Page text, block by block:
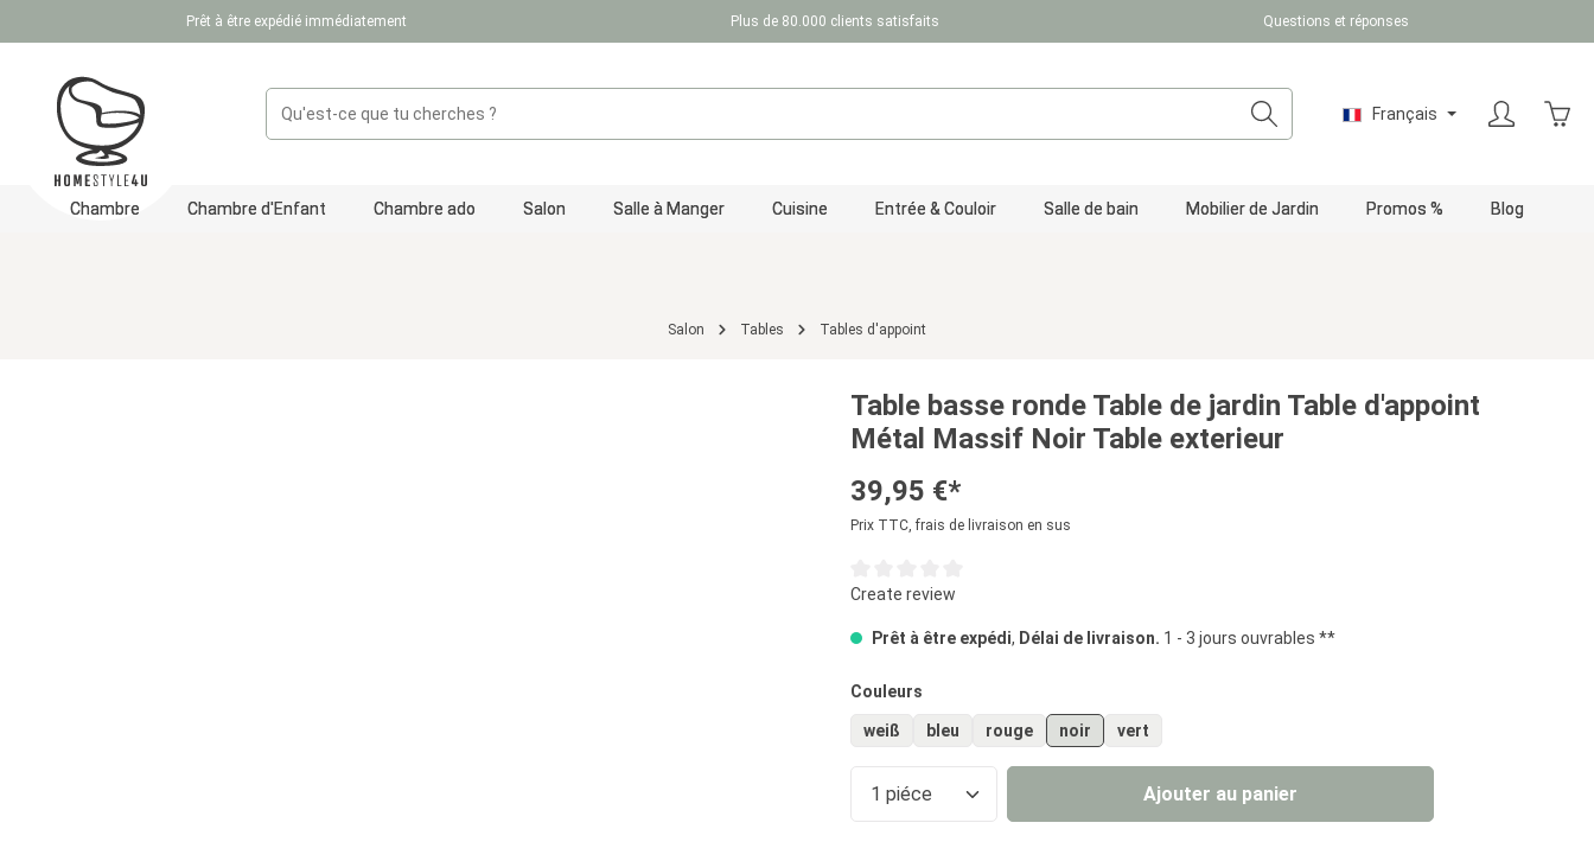
au contenu principal
Passer à la navigation principalePrêt à être expédié immédiatement Plus de 80.000 clients satisfaits Questions et réponses
Français
Chambre Chambre d'Enfant Chambre ado Salon Salle à Manger Cuisine Entrée & Couloir Salle de bain Mobilier de Jardin Promos % Blog
Salon Tables Tables d'appoint
Table basse ronde Table de jardin Table d'appoint
Métal Massif Noir Table exterieur
39,95 €*
Prix TTC, frais de livraison en sus
Note moyenne de 0 sur 5 étoiles
Create review
Prêt à être expédi, Délai de livraison. 1 - 3 jours ouvrables **
Sélectionnez
Couleurs
weiß bleu rouge noir vert
Quantité de produit : Entrez la quantité souhaitée ou
Ajouter au panier